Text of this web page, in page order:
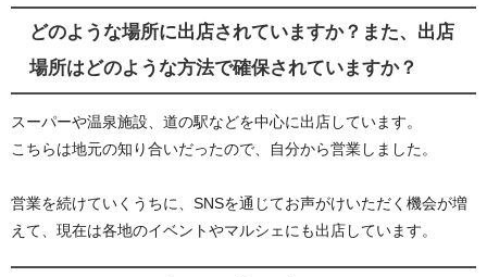
どのような場所に出店されていますか？また、出店
場所はどのような方法で確保されていますか？
スーパーや温泉施設、道の駅などを中心に出店しています。
こちらは地元の知り合いだったので、自分から営業しました。
営業を続けていくうちに、SNSを通じてお声がけいただく機会が増
えて、現在は各地のイベントやマルシェにも出店しています。